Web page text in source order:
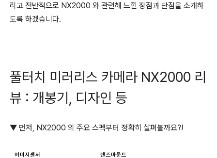
리고 전반적으로 NX2000 와 관련해 느낀 장점과 단점을 소개하
도록 하겠습니다.
풀터치 미러리스 카메라 NX2000 리
뷰 : 개봉기, 디자인 등
▼ 먼저, NX2000 의 주요 스펙부터 정확히 살펴볼까요?!